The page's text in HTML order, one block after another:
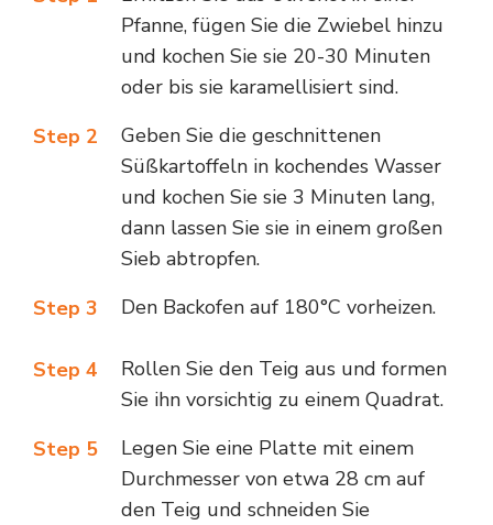
Pfanne, fügen Sie die Zwiebel hinzu
und kochen Sie sie 20-30 Minuten
oder bis sie karamellisiert sind.
Step 2
Geben Sie die geschnittenen
Süßkartoffeln in kochendes Wasser
und kochen Sie sie 3 Minuten lang,
dann lassen Sie sie in einem großen
Sieb abtropfen.
Step 3
Den Backofen auf 180°C vorheizen.
Step 4
Rollen Sie den Teig aus und formen
Sie ihn vorsichtig zu einem Quadrat.
Step 5
Legen Sie eine Platte mit einem
Durchmesser von etwa 28 cm auf
den Teig und schneiden Sie